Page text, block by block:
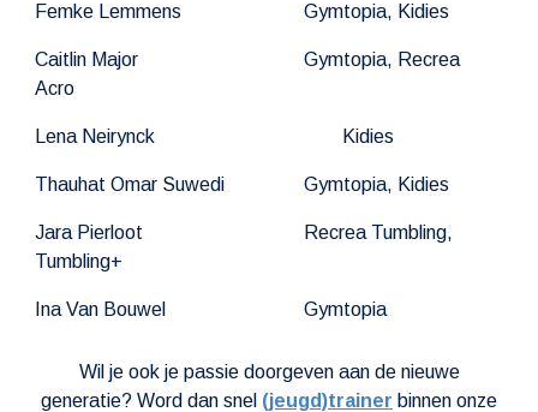
Femke Lemmens Gymtopia, Kidies
Caitlin Major
Gymtopia, Recrea
Acro
Lena Neirynck Kidies
Thauhat Omar Suwedi Gymtopia, Kidies
Jara Pierloot
Recrea Tumbling,
Tumbling+
Ina Van Bouwel Gymtopia
Wil je ook je passie doorgeven aan de nieuwe
generatie? Word dan snel (jeugd)trainer binnen onze